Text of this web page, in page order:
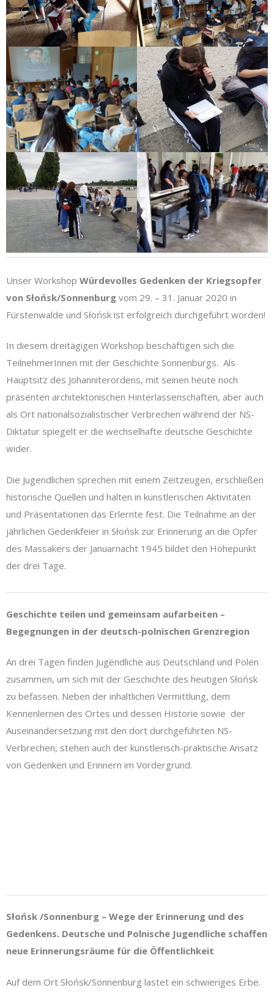
Unser Workshop Würdevolles Gedenken der Kriegsopfer
von Słońsk/Sonnenburg vom 29. – 31. Januar 2020 in
Fürstenwalde und Słońsk ist erfolgreich durchgeführt worden!
In diesem dreitägigen Workshop beschäftigen sich die
TeilnehmerInnen mit der Geschichte Sonnenburgs. Als
Hauptsitz des Johanniterordens, mit seinen heute noch
präsenten architektonischen Hinterlassenschaften, aber auch
als Ort nationalsozialistischer Verbrechen während der NS-
Diktatur spiegelt er die wechselhafte deutsche Geschichte
wider.
Die Jugendlichen sprechen mit einem Zeitzeugen, erschließen
historische Quellen und halten in künstlerischen Aktivitäten
und Präsentationen das Erlernte fest. Die Teilnahme an der
jährlichen Gedenkfeier in Słońsk zur Erinnerung an die Opfer
des Massakers der Januarnacht 1945 bildet den Höhepunkt
der drei Tage.
Geschichte teilen und gemeinsam aufarbeiten –
Begegnungen in der deutsch-polnischen Grenzregion
An drei Tagen finden Jugendliche aus Deutschland und Polen
zusammen, um sich mit der Geschichte des heutigen Słońsk
zu befassen. Neben der inhaltlichen Vermittlung, dem
Kennenlernen des Ortes und dessen Historie sowie der
Auseinandersetzung mit den dort durchgeführten NS-
Verbrechen, stehen auch der künstlerisch-praktische Ansatz
von Gedenken und Erinnern im Vordergrund.
Słońsk /Sonnenburg – Wege der Erinnerung und des
Gedenkens. Deutsche und Polnische Jugendliche schaffen
neue Erinnerungsräume für die Öffentlichkeit
Auf dem Ort Słońsk/Sonnenburg lastet ein schwieriges Erbe.